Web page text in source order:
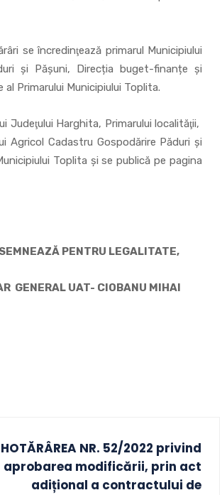
se încredinţează primarul Municipiului
și Pășuni, Direcția buget-finanțe și
Primarului Municipiului Toplita.
Harghita, Primarului localităţii,
Agricol Cadastru Gospodărire Păduri și
Toplita şi se publică pe pagina
PENTRU LEGALITATE,
GENERAL UAT- CIOBANU MIHAI
HOTĂRÂREA NR. 52/2022 privind
aprobarea modificării, prin act
adițional a contractului de